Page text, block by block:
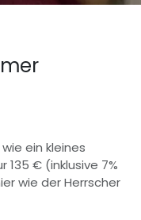
ein kleines
135 € (inklusive 7%
wie der Herrscher